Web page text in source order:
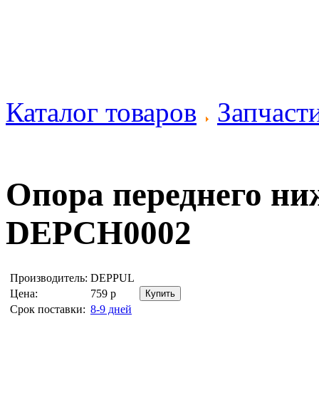
Каталог товаров
Опора переднего
DEPCH0002
Производитель: DEPPUL
Цена:
759 р
Срок поставки: 8-9 дней